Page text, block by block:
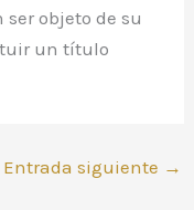
ser objeto de su
un título
Entrada siguiente →